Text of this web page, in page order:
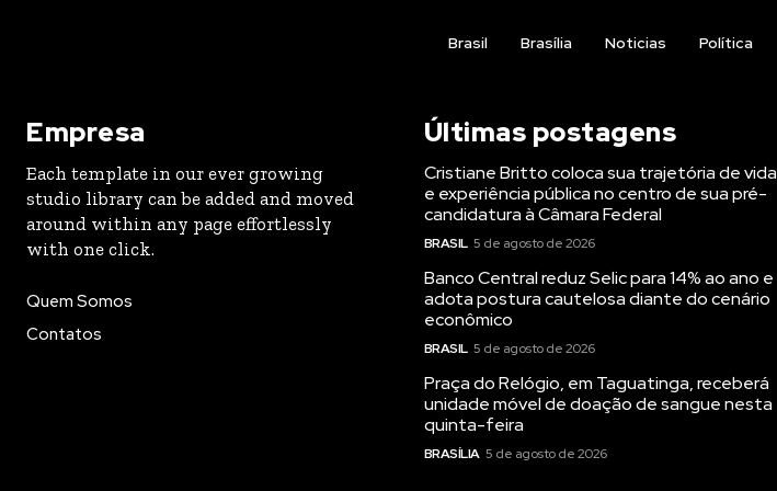
Brasil Brasília Noticias Política
Empresa
Each template in our ever growing
studio library can be added and moved
around within any page effortlessly
with one click.
Quem Somos
Contatos
Últimas postagens
Cristiane Britto coloca sua trajetória de vida
e experiência pública no centro de sua pré-
candidatura à Câmara Federal
BRASIL 5 de agosto de 2026
Banco Central reduz Selic para 14% ao ano e
adota postura cautelosa diante do cenário
econômico
BRASIL 5 de agosto de 2026
Praça do Relógio, em Taguatinga, receberá
unidade móvel de doação de sangue nesta
quinta-feira
BRASÍLIA 5 de agosto de 2026